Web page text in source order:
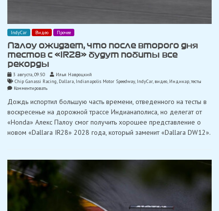
IndyCar Видео Прочее
Палоу ожидает, что после второго дня
тестов с «IR28» будут побиты все
рекорды
3 августа, 09:50
Илья Навроцкий
Chip Ganassi Racing, Dallara, Indianapolis Motor Speedway, IndyCar, видео, Индикар,тесты
Комментироватьon
ожидает,
после
второго
дня
тестов
побиты
рекорды
Дождь испортил большую часть времени, отведенного на тесты в
воскресенье на дорожной трассе Индианаполиса, но делегат от
«Honda» Алекс Палоу смог получить хорошее представление о
новом «Dallara IR28» 2028 года, который заменит «Dallara DW12».